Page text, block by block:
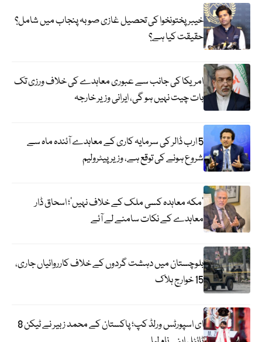
خیبر پختونخوا کی تحصیل غازی صوبہ پنجاب میں شامل؟
حقیقت کیا ہے؟
امریکا کی جانب سے عبوری معاہدے کی خلاف ورزی تک
بات چیت نہیں ہو گی، ایرانی وزیر خارجہ
5 ارب ڈالر کی سرمایہ کاری کے معاہدے آئندہ ماہ سے
شروع ہونے کی توقع ہے، وزیر پیٹرولیم
‘مکہ معاہدہ کسی ملک کے خلاف نہیں’؛ اسحاق ڈار
معاہدے کے نکات سامنے لے آئے
بلوچستان میں دہشت گردوں کے خلاف کارروائیاں جاری،
15 خوارج ہلاک
ای اسپورٹس ورلڈ کپ؛ پاکستان کے محمد زبیر نے ٹیکن 8